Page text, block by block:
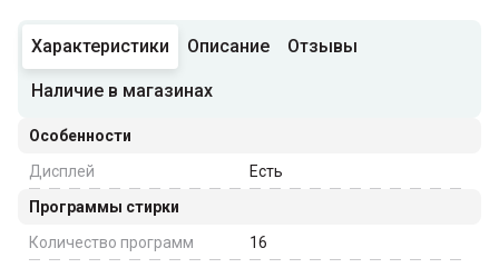
Характеристики Описание Отзывы
Наличие в магазинах
Особенности
Дисплей
Есть
Программы стирки
Количество программ
16